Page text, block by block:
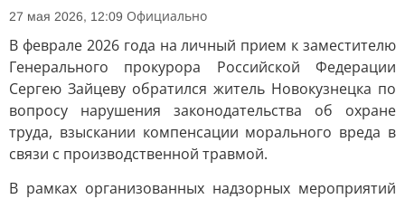
27 мая 2026, 12:09 Официально
В феврале 2026 года на личный прием к заместителю
Генерального прокурора Российской Федерации
Сергею Зайцеву обратился житель Новокузнецка по
вопросу нарушения законодательства об охране
труда, взыскании компенсации морального вреда в
связи с производственной травмой.
В рамках организованных надзорных мероприятий